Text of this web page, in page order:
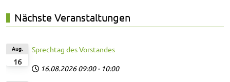
Nächste Veranstaltungen
16
Aug. Sprechtag des Vorstandes
16.08.2026 09:00 - 10:00